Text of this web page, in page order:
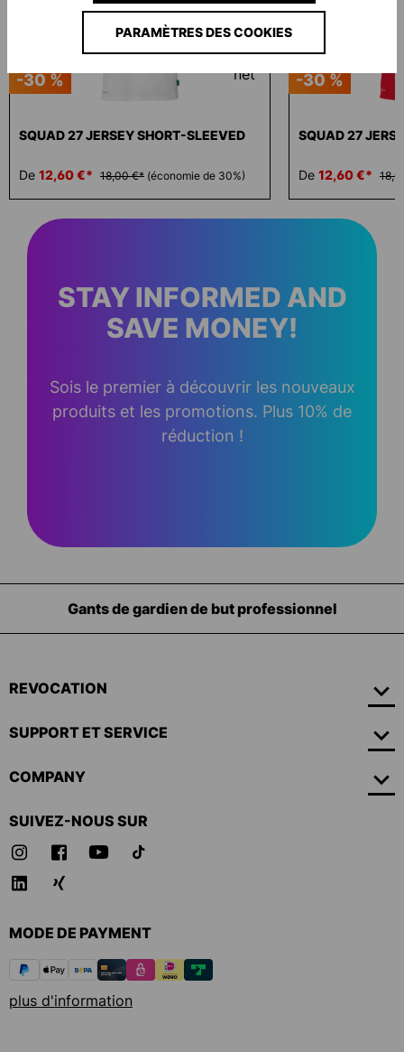
-30 %
SQUAD 27 JERSEY SHORT-SLEEVED
De 12,60 €* 18,00 €* (économie de 30%)
-30 %
SQUAD 27
De 12,60 €*
STAY INFORMED AND
SAVE MONEY!
Sois le premier à découvrir les nouveaux
produits et les promotions. Plus 10% de
réduction !
Équipement pour les gardiens de but
REVOCATION
SUPPORT ET SERVICE
COMPANY
SUIVEZ-NOUS SUR
MODE DE PAYMENT
plus d'information
PARAMÈTRES DES COOKIES